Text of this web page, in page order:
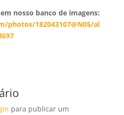
nosso banco de imagens:
182043107@N05/al
para publicar um